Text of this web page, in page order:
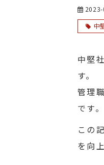
中
中堅
す。
管理
です。
この
を向